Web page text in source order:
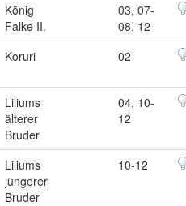
König
Falke II.
03, 07-
08, 12
Koruri 02
Liliums
älterer
Bruder
04, 10-
12
Liliums
jüngerer
Bruder
10-12